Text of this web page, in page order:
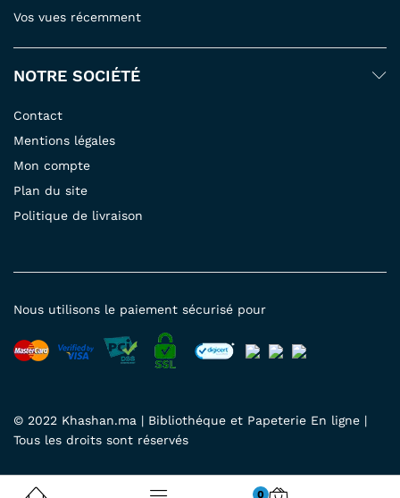
Vos vues récemment
NOTRE SOCIÉTÉ
Contact
Mentions légales
Mon compte
Plan du site
Politique de livraison
© 2022 Khashan.ma | Bibliothéque et Papeterie En ligne |
Tous les droits sont réservés
Nous utilisons le paiement sécurisé pour
0